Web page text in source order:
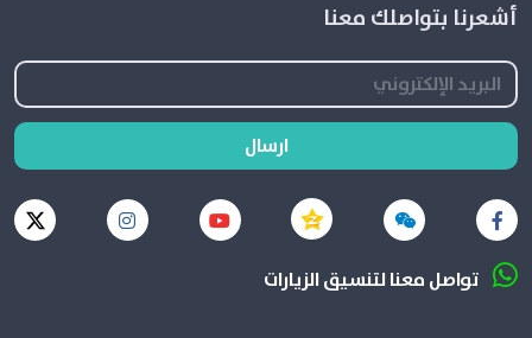
أشعرنا بتواصلك معنا
ارسال
تواصل معنا لتنسيق الزيارات